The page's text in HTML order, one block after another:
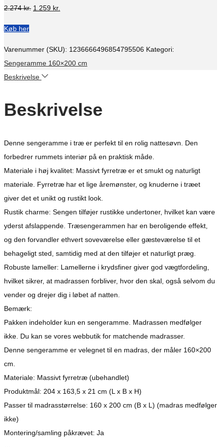
2.274kr. Den
var:
2.274 kr..
1.259 kr.
er:
1.259 kr..
Køb her
Varenummer (SKU): 1236666496854795506 Kategori:
Sengeramme 160×200 cm
Beskrivelse
Beskrivelse
Denne sengeramme i træ er perfekt til en rolig nattesøvn. Den
forbedrer rummets interiør på en praktisk måde.
Materiale i høj kvalitet: Massivt fyrretræ er et smukt og naturligt
materiale. Fyrretræ har et lige åremønster, og knuderne i træet
giver det et unikt og rustikt look.
Rustik charme: Sengen tilføjer rustikke undertoner, hvilket kan være
yderst afslappende. Træsengerammen har en beroligende effekt,
og den forvandler ethvert soveværelse eller gæsteværelse til et
behageligt sted, samtidig med at den tilføjer et naturligt præg.
Robuste lameller: Lamellerne i krydsfiner giver god vægtfordeling,
hvilket sikrer, at madrassen forbliver, hvor den skal, også selvom du
vender og drejer dig i løbet af natten.
Bemærk:
Pakken indeholder kun en sengeramme. Madrassen medfølger
ikke. Du kan se vores webbutik for matchende madrasser.
Denne sengeramme er velegnet til en madras, der måler 160×200
cm.
Materiale: Massivt fyrretræ (ubehandlet)
Produktmål: 204 x 163,5 x 21 cm (L x B x H)
Passer til madrasstørrelse: 160 x 200 cm (B x L) (madras medfølger
ikke)
Montering/samling påkrævet: Ja